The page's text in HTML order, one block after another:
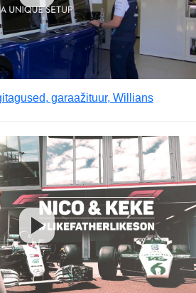
garaažituur, Willians